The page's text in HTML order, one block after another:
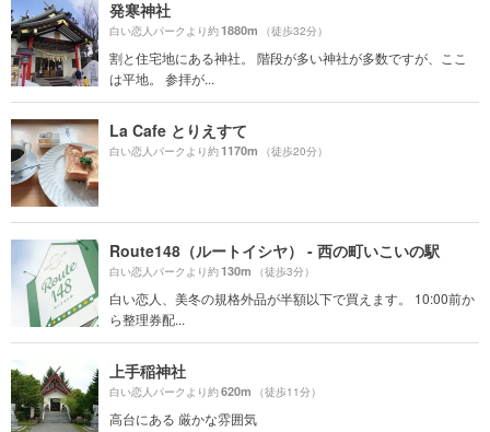
発寒神社
白い恋人パークより約1880m （徒歩32分）
割と住宅地にある神社。 階段が多い神社が多数ですが、ここ
は平地。 参拝が...
La Cafe とりえすて
白い恋人パークより約1170m （徒歩20分）
Route148（ルートイシヤ） - 西の町いこいの駅
白い恋人パークより約130m （徒歩3分）
白い恋人、美冬の規格外品が半額以下で買えます。 10:00前か
ら整理券配...
上手稲神社
白い恋人パークより約620m （徒歩11分）
高台にある 厳かな雰囲気